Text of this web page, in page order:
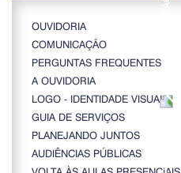
OUVIDORIA
COMUNICAÇÃO
PERGUNTAS FREQUENTES
A OUVIDORIA
LOGO - IDENTIDADE VISUAL
GUIA DE SERVIÇOS
PLANEJANDO JUNTOS
AUDIÊNCIAS PÚBLICAS